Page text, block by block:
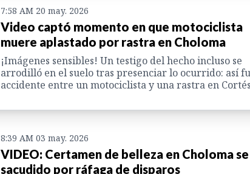
7:58 AM 20 may. 2026
Video captó momento en que motociclista
muere aplastado por rastra en Choloma
¡Imágenes sensibles! Un testigo del hecho incluso se
arrodilló en el suelo tras presenciar lo ocurrido: así
accidente entre un motociclista y una rastra en
8:39 AM 03 may. 2026
VIDEO: Certamen de belleza en Choloma
sacudido por ráfaga de disparos